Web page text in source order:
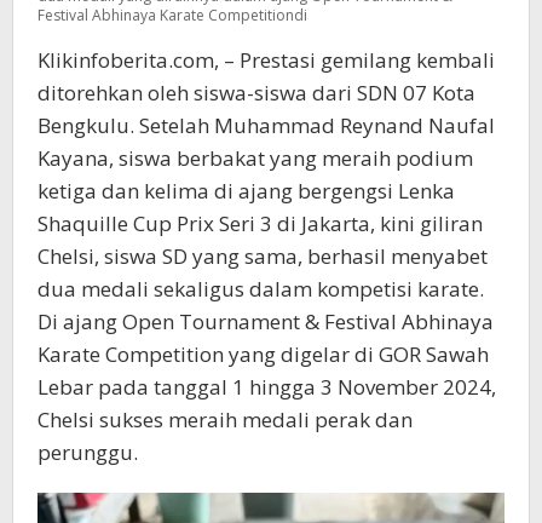
Festival Abhinaya Karate Competitiondi
Klikinfoberita.com, – Prestasi gemilang kembali
ditorehkan oleh siswa-siswa dari SDN 07 Kota
Bengkulu. Setelah Muhammad Reynand Naufal
Kayana, siswa berbakat yang meraih podium
ketiga dan kelima di ajang bergengsi Lenka
Shaquille Cup Prix Seri 3 di Jakarta, kini giliran
Chelsi, siswa SD yang sama, berhasil menyabet
dua medali sekaligus dalam kompetisi karate.
Di ajang Open Tournament & Festival Abhinaya
Karate Competition yang digelar di GOR Sawah
Lebar pada tanggal 1 hingga 3 November 2024,
Chelsi sukses meraih medali perak dan
perunggu.